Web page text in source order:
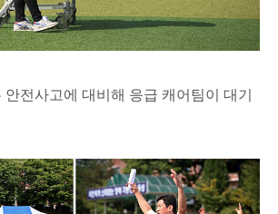
전사고에 대비해 응급 캐어팀이 대기